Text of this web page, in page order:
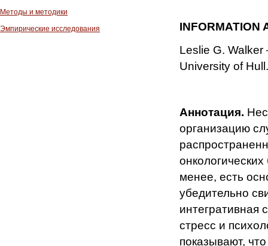
Методы и методики
Эмпирические исследования
INFORMATION
Leslie G.
University of
Аннотация.
организацию
менее, есть
убедительно
интегративная
стресс и
показывают,